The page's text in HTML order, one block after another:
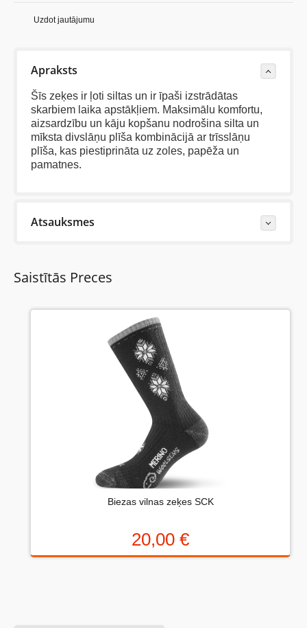
Uzdot jautājumu
Apraksts
Šīs zeķes ir ļoti siltas un ir īpaši izstrādātas
skarbiem laika apstākļiem. Maksimālu komfortu,
aizsardzību un kāju kopšanu nodrošina silta un
mīksta divslāņu plīša kombinācijā ar trīsslāņu
plīša, kas piestiprināta uz zoles, papēža un
pamatnes.
Atsauksmes
Uzrakstiet atsauksmi....(min. 10, max. 2000 simboli)
Vispirms: Novērtējiet preci. Lūdzu izvēlieties vērtējumu
no 0 (slikti) līdz 5 zvaigznēm (teicami).
Uzrakstītu simbolu skaits:
Saistītās Preces
Biezas vilnas zeķes SCK
20,00 €